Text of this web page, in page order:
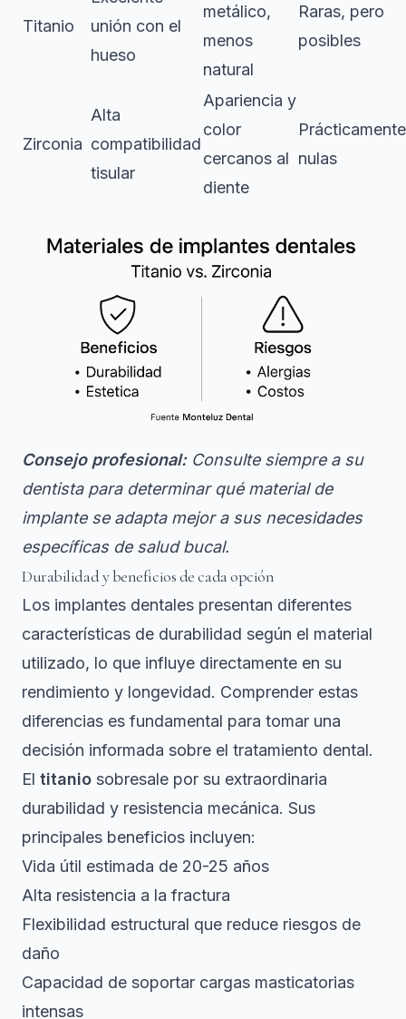
Titanio
unión con el
hueso
metálico,
menos
natural
Raras, pero
posibles
Zirconia
Alta
compatibilidad
tisular
Apariencia y
color
cercanos al
diente
Prácticamente
nulas
Consejo profesional: Consulte siempre a su
dentista para determinar qué material de
implante se adapta mejor a sus necesidades
específicas de salud bucal.
Durabilidad y beneficios de cada opción
Los implantes dentales presentan diferentes
características de durabilidad según el material
utilizado, lo que influye directamente en su
rendimiento y longevidad. Comprender estas
diferencias es fundamental para tomar una
decisión informada sobre el tratamiento dental.
El titanio sobresale por su extraordinaria
durabilidad y resistencia mecánica. Sus
principales beneficios incluyen:
Vida útil estimada de 20-25 años
Alta resistencia a la fractura
Flexibilidad estructural que reduce riesgos de
daño
Capacidad de soportar cargas masticatorias
intensas